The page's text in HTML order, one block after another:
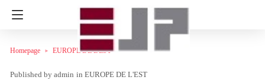
Homepage EUROPE DE L'EST
admin in EUROPE DE L'EST